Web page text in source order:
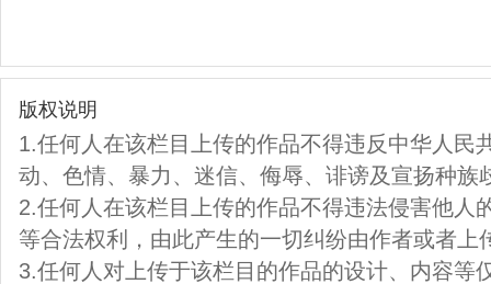
版权说明
1.任何人在该栏目上传的作品不得违反中华人民
动、色情、暴力、迷信、侮辱、诽谤及宣扬种族
2.任何人在该栏目上传的作品不得违法侵害他人
等合法权利，由此产生的一切纠纷由作者或者上
3.任何人对上传于该栏目的作品的设计、内容等